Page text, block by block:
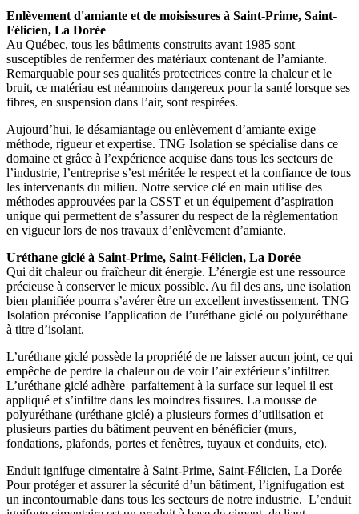
Enlèvement d'amiante et de moisissures à Saint-Prime, Saint-
Félicien, La Dorée
Au Québec, tous les bâtiments construits avant 1985 sont
susceptibles de renfermer des matériaux contenant de l’amiante.
Remarquable pour ses qualités protectrices contre la chaleur et le
bruit, ce matériau est néanmoins dangereux pour la santé lorsque ses
fibres, en suspension dans l’air, sont respirées.
Aujourd’hui, le désamiantage ou enlèvement d’amiante exige
méthode, rigueur et expertise. TNG Isolation se spécialise dans ce
domaine et grâce à l’expérience acquise dans tous les secteurs de
l’industrie, l’entreprise s’est méritée le respect et la confiance de tous
les intervenants du milieu. Notre service clé en main utilise des
méthodes approuvées par la CSST et un équipement d’aspiration
unique qui permettent de s’assurer du respect de la règlementation
en vigueur lors de nos travaux d’enlèvement d’amiante.
Uréthane giclé à Saint-Prime, Saint-Félicien, La Dorée
Qui dit chaleur ou fraîcheur dit énergie. L’énergie est une ressource
précieuse à conserver le mieux possible. Au fil des ans, une isolation
bien planifiée pourra s’avérer être un excellent investissement. TNG
Isolation préconise l’application de l’uréthane giclé ou polyuréthane
à titre d’isolant.
L’uréthane giclé possède la propriété de ne laisser aucun joint, ce qui
empêche de perdre la chaleur ou de voir l’air extérieur s’infiltrer.
L’uréthane giclé adhère parfaitement à la surface sur lequel il est
appliqué et s’infiltre dans les moindres fissures. La mousse de
polyuréthane (uréthane giclé) a plusieurs formes d’utilisation et
plusieurs parties du bâtiment peuvent en bénéficier (murs,
fondations, plafonds, portes et fenêtres, tuyaux et conduits, etc).
Enduit ignifuge cimentaire à Saint-Prime, Saint-Félicien, La Dorée
Pour protéger et assurer la sécurité d’un bâtiment, l’ignifugation est
un incontournable dans tous les secteurs de notre industrie. L’enduit